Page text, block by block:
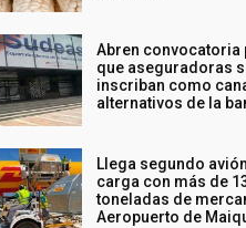
Abren convocatoria
que aseguradoras
inscriban como
alternativos de la
Llega segundo
carga con más de
toneladas de
Aeropuerto de